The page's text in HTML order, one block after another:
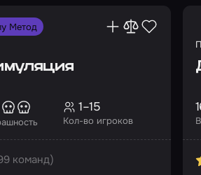
Метод
Кол-во игроков
1–15
команд)